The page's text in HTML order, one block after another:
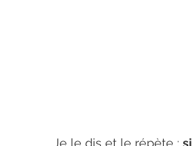
Je le dis et le répète : si